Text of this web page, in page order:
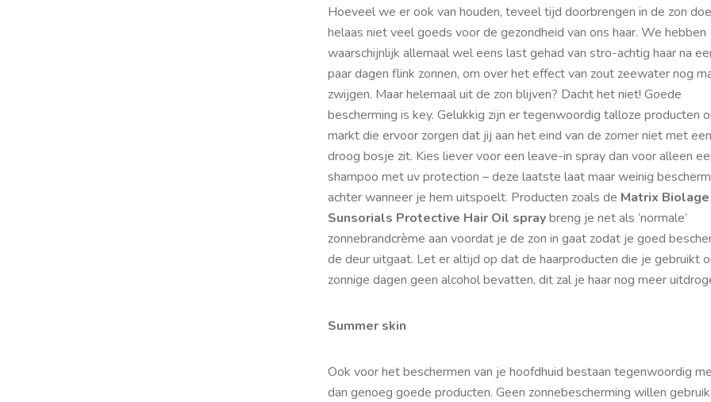
Hoeveel we er ook van houden, teveel tijd doorbrengen in de zon
helaas niet veel goeds voor de gezondheid van ons haar. We hebben
waarschijnlijk allemaal wel eens last gehad van stro-achtig haar na
paar dagen flink zonnen, om over het effect van zout zeewater nog
zwijgen. Maar helemaal uit de zon blijven? Dacht het niet! Goede
bescherming is key. Gelukkig zijn er tegenwoordig talloze producten
markt die ervoor zorgen dat jij aan het eind van de zomer niet met een
droog bosje zit. Kies liever voor een leave-in spray dan voor alleen
shampoo met uv protection – deze laatste laat maar weinig
achter wanneer je hem uitspoelt. Producten zoals de Matrix Biolage
Sunsorials Protective Hair Oil spraybreng je net als ‘normale’
zonnebrandcrème aan voordat je de zon in gaat zodat je goed
de deur uitgaat. Let er altijd op dat de haarproducten die je gebruikt
zonnige dagen geen alcohol bevatten, dit zal je haar nog meer
Summer skin
Ook voor het beschermen van je hoofdhuid bestaan tegenwoordig
dan genoeg goede producten. Geen zonnebescherming willen